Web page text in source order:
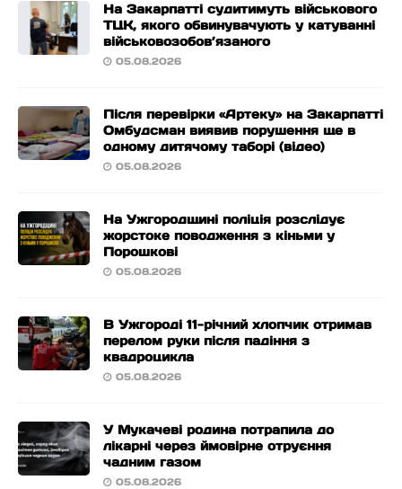
На Закарпатті судитимуть військового
ТЦК, якого обвинувачують у катуванні
військовозобов’язаного
05.08.2026
Після перевірки «Артеку» на Закарпатті
Омбудсман виявив порушення ще в
одному дитячому таборі (відео)
05.08.2026
На Ужгородщині поліція розслідує
жорстоке поводження з кіньми у
Порошкові
05.08.2026
В Ужгороді 11-річний хлопчик отримав
перелом руки після падіння з
квадроцикла
05.08.2026
У Мукачеві родина потрапила до
лікарні через ймовірне отруєння
чадним газом
05.08.2026